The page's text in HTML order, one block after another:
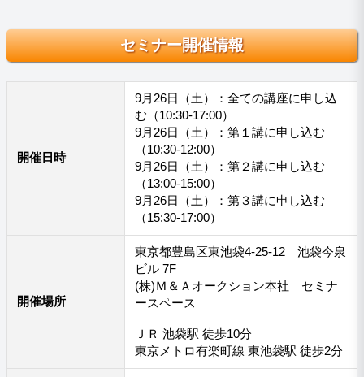
セミナー開催情報
開催日時
9月26日（土）：全ての講座に申し込
む（10:30-17:00）
9月26日（土）：第１講に申し込む
（10:30-12:00）
9月26日（土）：第２講に申し込む
（13:00-15:00）
9月26日（土）：第３講に申し込む
（15:30-17:00）
開催場所
東京都豊島区東池袋4-25-12 池袋今泉
ビル 7F
(株)Ｍ＆Ａオークション本社 セミナ
ースペース
ＪＲ 池袋駅 徒歩10分
東京メトロ有楽町線 東池袋駅 徒歩2分